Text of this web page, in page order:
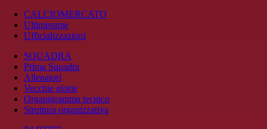
CALCIOMERCATO
Ultimissime
Ufficializzazioni
SQUADRA
Prima Squadra
Allenatori
Vecchie glorie
Organigramma tecnico
Struttura organizzativa